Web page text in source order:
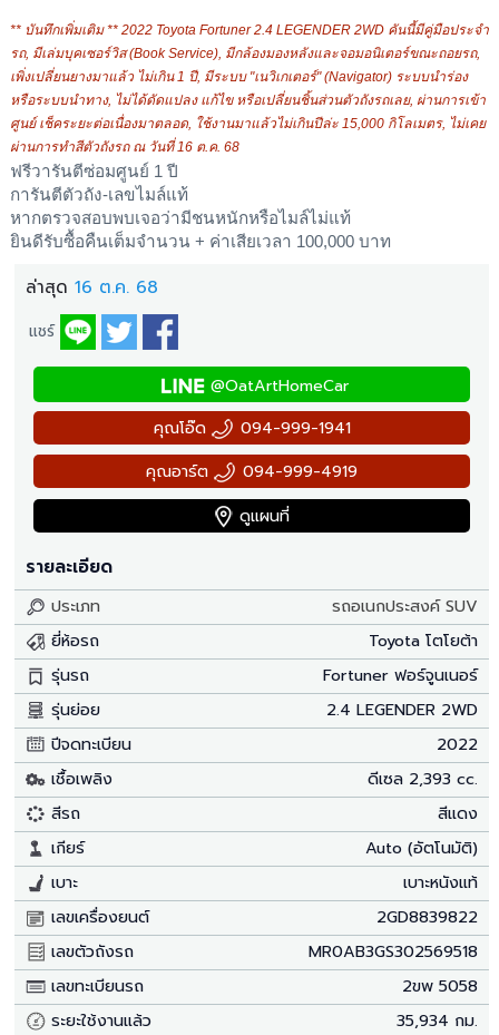
** บันทึกเพิ่มเติม ** 2022 Toyota Fortuner 2.4 LEGENDER 2WD คันนี้มีคู่มือประจำ
รถ, มีเล่มบุคเซอร์วิส (Book Service), มีกล้องมองหลังและจอมอนิเตอร์ขณะถอยรถ,
เพิ่งเปลี่ยนยางมาแล้ว ไม่เกิน 1 ปี, มีระบบ "เนวิเกเตอร์" (Navigator) ระบบนำร่อง
หรือระบบนำทาง, ไม่ได้ดัดแปลง แก้ไข หรือเปลี่ยนชิ้นส่วนตัวถังรถเลย, ผ่านการเข้า
ศูนย์ เช็คระยะต่อเนื่องมาตลอด, ใช้งานมาแล้วไม่เกินปีล่ะ 15,000 กิโลเมตร, ไม่เคย
ผ่านการทำสีตัวถังรถ ณ วันที่ 16 ต.ค. 68
ฟรีวารันตีซ่อมศูนย์ 1 ปี
การันตีตัวถัง-เลขไมล์แท้
หากตรวจสอบพบเจอว่ามีชนหนักหรือไมล์ไม่แท้
ยินดีรับซื้อคืนเต็มจำนวน + ค่าเสียเวลา 100,000 บาท
ล่าสุด 16 ต.ค. 68
แชร์
@OatArtHomeCar
คุณโอ๊ด
094-999-1941
คุณอาร์ต
094-999-4919
ดูแผนที่
รายละเอียด
ประเภท
รถอเนกประสงค์ SUV
ยี่ห้อรถ
Toyota โตโยต้า
รุ่นรถ
Fortuner ฟอร์จูนเนอร์
รุ่นย่อย
2.4 LEGENDER 2WD
ปีจดทะเบียน
2022
เชื้อเพลิง
ดีเซล 2,393 cc.
สีรถ
สีแดง
เกียร์
Auto (อัตโนมัติ)
เบาะ
เบาะหนังแท้
เลขเครื่องยนต์
2GD8839822
เลขตัวถังรถ
MR0AB3GS302569518
เลขทะเบียนรถ
2ขพ 5058
ระยะใช้งานแล้ว
35,934 กม.